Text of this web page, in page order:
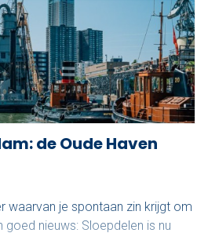
de Oude Haven
waarvan je spontaan zin krijgt om
nieuws: Sloepdelen is nu